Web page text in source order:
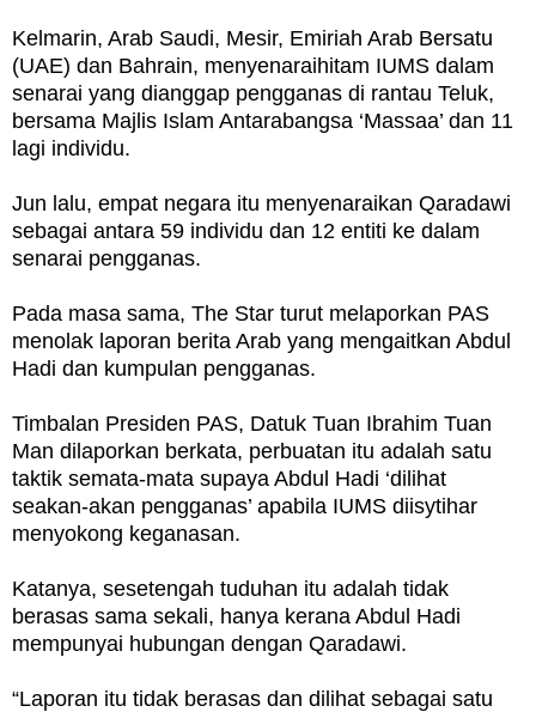
Kelmarin, Arab Saudi, Mesir, Emiriah Arab Bersatu
(UAE) dan Bahrain, menyenaraihitam IUMS dalam
senarai yang dianggap pengganas di rantau Teluk,
bersama Majlis Islam Antarabangsa ‘Massaa’ dan 11
lagi individu.
Jun lalu, empat negara itu menyenaraikan Qaradawi
sebagai antara 59 individu dan 12 entiti ke dalam
senarai pengganas.
Pada masa sama, The Star turut melaporkan PAS
menolak laporan berita Arab yang mengaitkan Abdul
Hadi dan kumpulan pengganas.
Timbalan Presiden PAS, Datuk Tuan Ibrahim Tuan
Man dilaporkan berkata, perbuatan itu adalah satu
taktik semata-mata supaya Abdul Hadi ‘dilihat
seakan-akan pengganas’ apabila IUMS diisytihar
menyokong keganasan.
Katanya, sesetengah tuduhan itu adalah tidak
berasas sama sekali, hanya kerana Abdul Hadi
mempunyai hubungan dengan Qaradawi.
“Laporan itu tidak berasas dan dilihat sebagai satu